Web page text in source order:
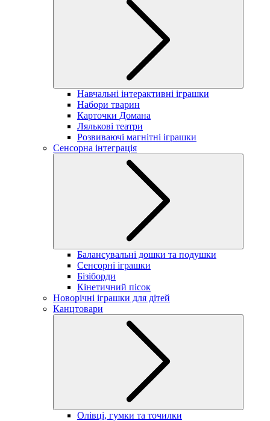
Навчальні інтерактивні іграшки
Набори тварин
Карточки Домана
Лялькові театри
Розвиваючі магнітні іграшки
Сенсорна інтеграція
Балансувальні дошки та подушки
Сенсорні іграшки
Бізіборди
Кінетичний пісок
Новорічні іграшки для дітей
Канцтовари
Олівці, гумки та точилки